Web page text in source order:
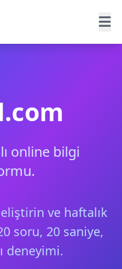
online bilgi
ve haftalık
soru, 20 saniye,
deneyimi.